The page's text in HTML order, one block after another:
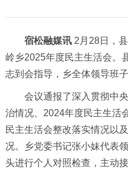
宿松融媒讯 2月28日，
岭乡2025年度民主生活会。
志到会指导，乡全体领导班
会议通报了深入贯彻中央
治情况、2024年度民主生活
民主生活会整改落实情况以
况。乡党委书记张小妹代表
头进行个人对照检查，主动